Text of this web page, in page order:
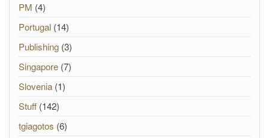
PM (4)
Portugal (14)
Publishing (3)
Singapore (7)
Slovenia (1)
Stuff (142)
tgiagotos (6)